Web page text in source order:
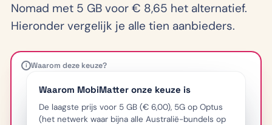
Nomad met 5 GB voor € 8,65 het alternatief.
Hieronder vergelijk je alle tien aanbieders.
i Waarom deze keuze?
Waarom MobiMatter onze keuze is
De laagste prijs voor 5 GB (€ 6,00), 5G op Optus
(het netwerk waar bijna alle Australië-bundels op